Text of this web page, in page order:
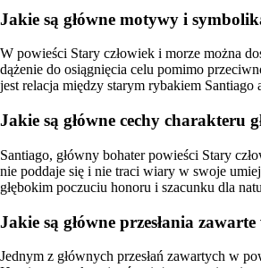
Jakie są główne motywy i
W powieści Stary człowiek i morze można
dążenie do osiągnięcia celu pomimo
jest relacja między starym rybakiem
Jakie są główne cechy charakteru
Santiago, główny bohater powieści Stary
nie poddaje się i nie traci wiary w swoje
głębokim poczuciu honoru i szacunku dla
Jakie są główne przesłania
Jednym z głównych przesłań zawartych w